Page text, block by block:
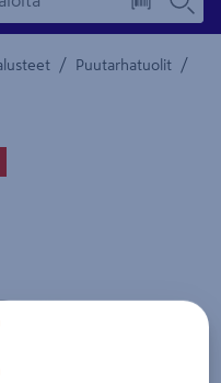
/ Puutarhatuolit /
kuvaus -